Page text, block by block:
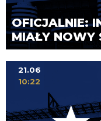
OFICJALNIE:
MIAŁY NOWY
21.06
10:22